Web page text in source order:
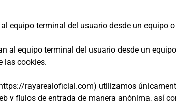
equipo terminal del usuario desde un equipo
al equipo terminal del usuario desde un
las cookies.
(https://rayarealoficial.com) utilizamos
y flujos de entrada de manera anónima, así